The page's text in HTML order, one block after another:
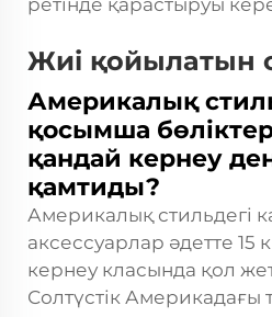
ретінде қарастыруы
Жиі қойылатын
Америкалық
қосымша
қандай кернеу
қамтиды?
Америкалық стильдегі
аксессуарлар әдетте 15
кернеу класында қол
Солтүстік Америкадағы